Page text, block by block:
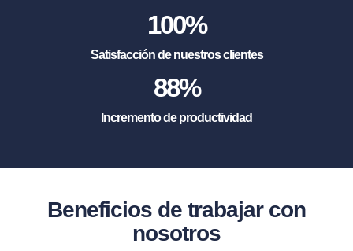
100%
Satisfacción de nuestros clientes
88%
Incremento de productividad
Beneficios de trabajar con
nosotros